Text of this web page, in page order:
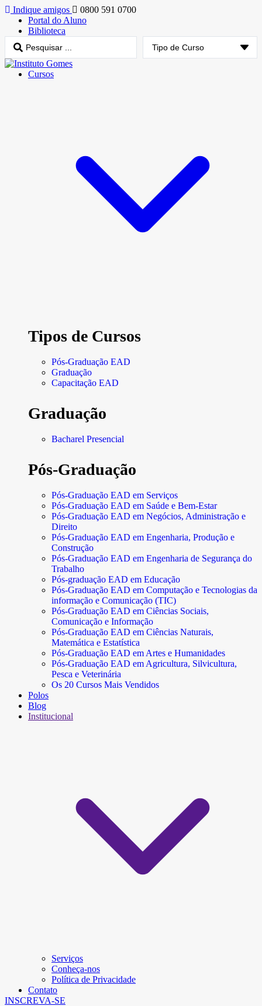
Indique amigos
0800 591 0700
Portal do Aluno
Biblioteca
Cursos
Tipos de Cursos
Pós-Graduação EAD
Graduação
Capacitação EAD
Graduação
Bacharel Presencial
Pós-Graduação
Pós-Graduação EAD em Serviços
Pós-Graduação EAD em Saúde e Bem-Estar
Pós-Graduação EAD em Negócios, Administração e
Direito
Pós-Graduação EAD em Engenharia, Produção e
Construção
Pós-Graduação EAD em Engenharia de Segurança do
Trabalho
Pós-graduação EAD em Educação
Pós-Graduação EAD em Computação e Tecnologias da
informação e Comunicação (TIC)
Pós-Graduação EAD em Ciências Sociais,
Comunicação e Informação
Pós-Graduação EAD em Ciências Naturais,
Matemática e Estatística
Pós-Graduação EAD em Artes e Humanidades
Pós-Graduação EAD em Agricultura, Silvicultura,
Pesca e Veterinária
Os 20 Cursos Mais Vendidos
Polos
Blog
Institucional
Serviços
Conheça-nos
Política de Privacidade
Contato
INSCREVA-SE